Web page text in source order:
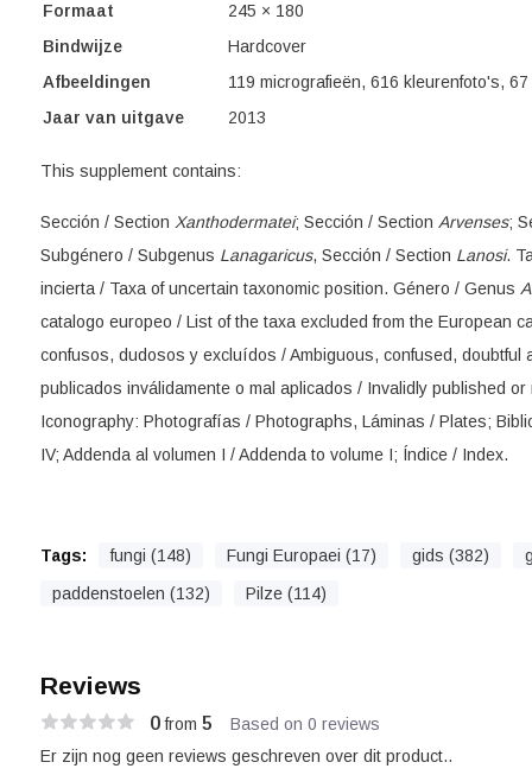
Formaat
245 × 180
Bindwijze
Hardcover
Afbeeldingen
119 micrografieën, 616 kleurenfoto's,
Jaar van uitgave
2013
This supplement contains:
Sección / Section Xanthodermatei; Sección / Section Arvenses;
Subgénero / Subgenus Lanagaricus, Sección / Section Lanosi.
incierta / Taxa of uncertain taxonomic position. Género / Genus
catalogo europeo / List of the taxa excluded from the European
confusos, dudosos y excluídos / Ambiguous, confused, doubtful
publicados inválidamente o mal aplicados / Invalidly published
Iconography: Photografías / Photographs, Láminas / Plates;
IV; Addenda al volumen I / Addenda to volume I; Índice / Index.
Tags: fungi (148) Fungi Europaei (17) gids (382)
paddenstoelen (132)
Pilze (114)
Reviews
0from 5 Based on 0 reviews
Er zijn nog geen reviews geschreven over dit product..